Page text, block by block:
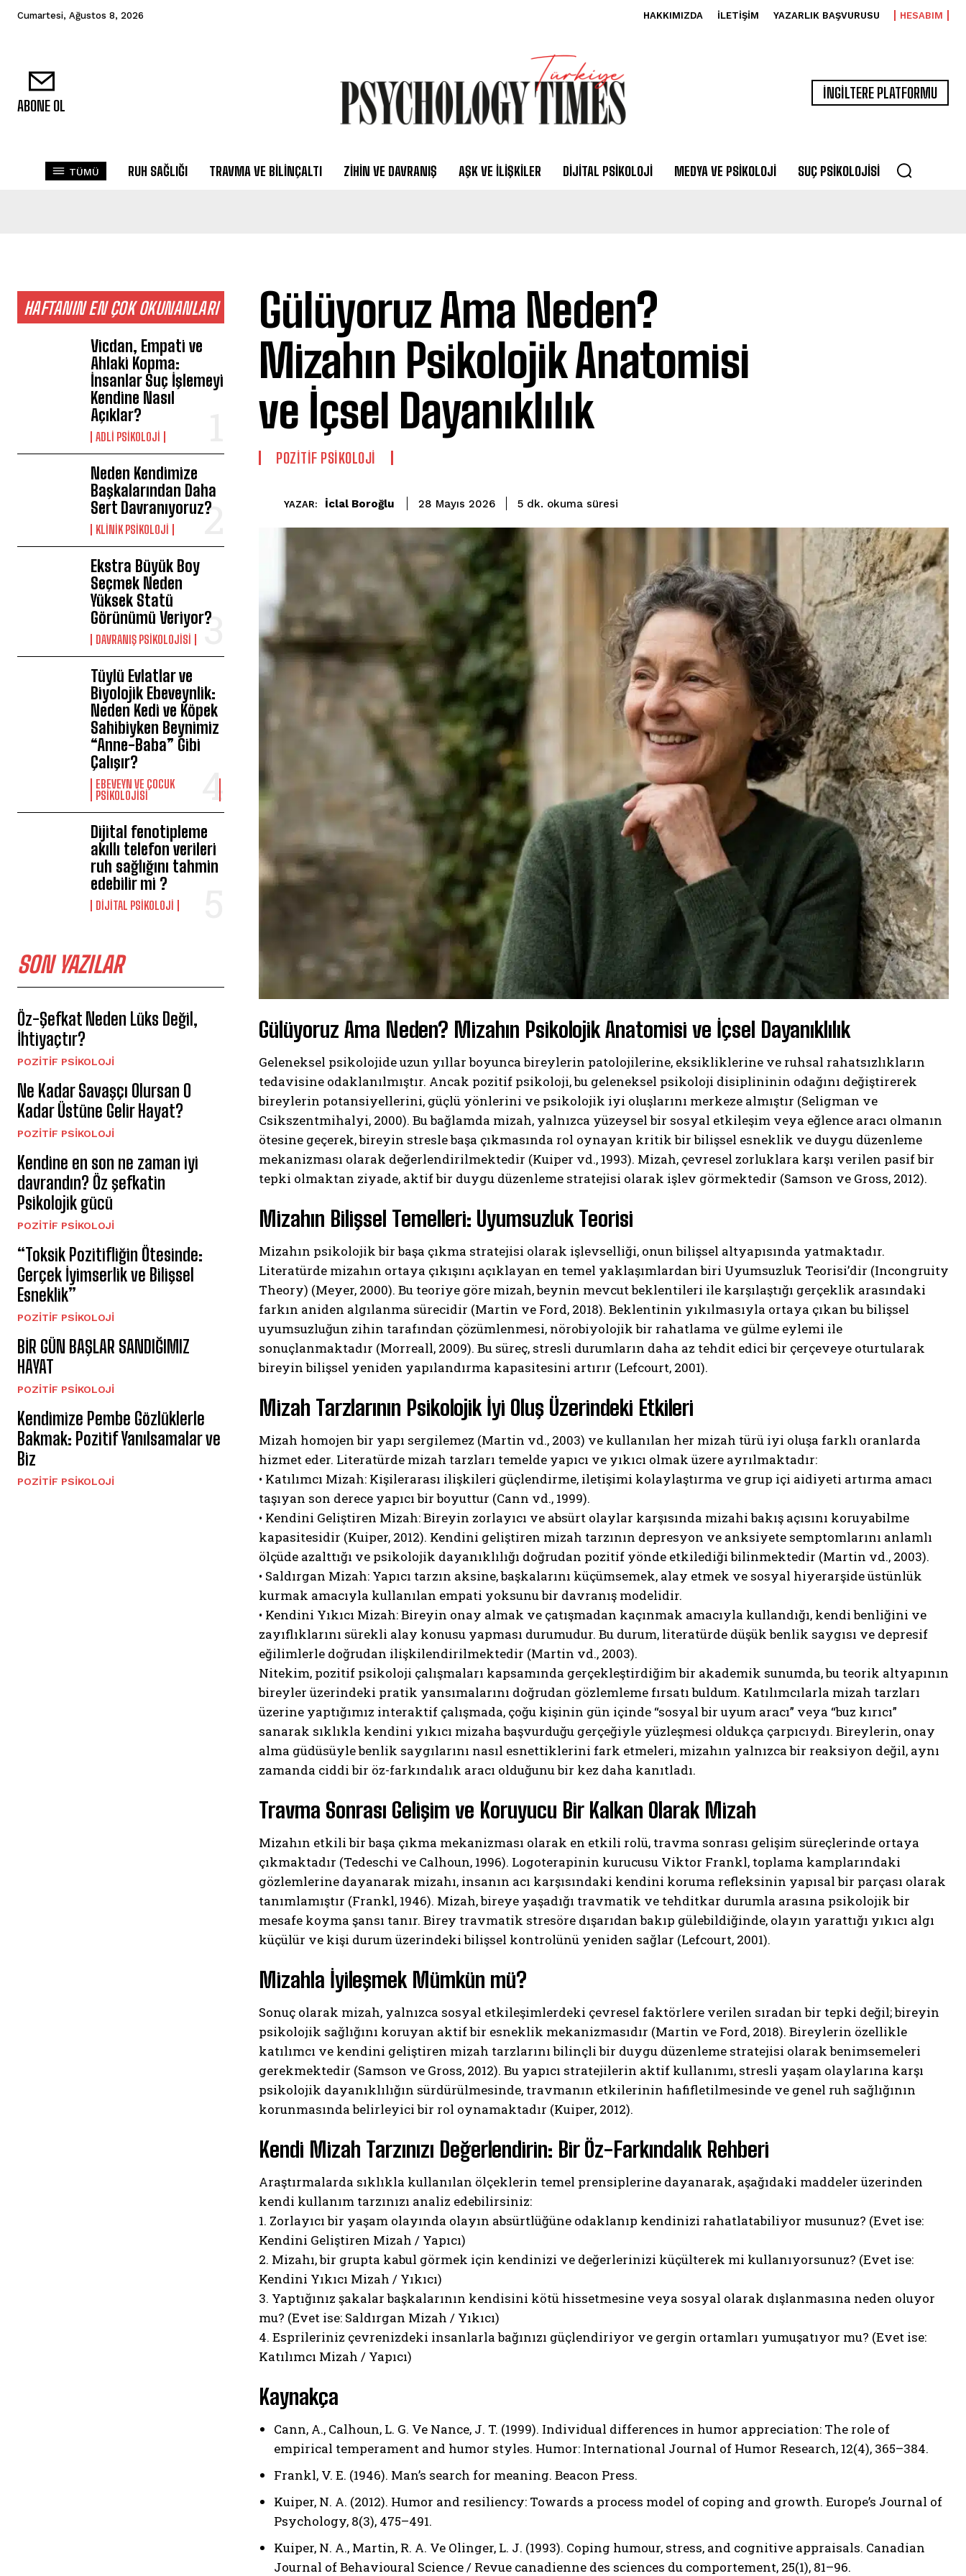
ABONE OL
Gizlilik politikasını okudum, onaylıyorum.
Cumartesi, Ağustos 8, 2026 HAKKIMIZDA İLETIŞIM YAZARLIK BAŞVURUSU HESABIM
ABONE OL
İNGİLTERE PLATFORMU
TÜMÜ RUH SAĞLIĞI TRAVMA VE BILINÇALTI ZIHIN VE DAVRANIŞ AŞK VE İLIŞKILER DIJITAL PSIKOLOJI MEDYA VE PSIKOLOJI SUÇ PSIKOLOJISI
HAFTANIN EN ÇOK OKUNANLARI
Vicdan, Empati ve
Ahlaki Kopma:
İnsanlar Suç İşlemeyi
Kendine Nasıl
Açıklar?
ADLI PSIKOLOJI
Neden Kendimize
Başkalarından Daha
Sert Davranıyoruz?
KLINIK PSIKOLOJI
Ekstra Büyük Boy
Seçmek Neden
Yüksek Statü
Görünümü Veriyor?
DAVRANIŞ PSIKOLOJISI
Tüylü Evlatlar ve
Biyolojik Ebeveynlik:
Neden Kedi ve Köpek
Sahibiyken Beynimiz
“Anne-Baba” Gibi
Çalışır?
EBEVEYN VE ÇOCUK
PSIKOLOJISI
Dijital fenotipleme
akıllı telefon verileri
ruh sağlığını tahmin
edebilir mi ?
DIJITAL PSIKOLOJI
SON YAZILAR
Öz-Şefkat Neden Lüks Değil,
İhtiyaçtır?
POZITIF PSIKOLOJI
Ne Kadar Savaşçı Olursan O
Kadar Üstüne Gelir Hayat?
POZITIF PSIKOLOJI
Kendine en son ne zaman iyi
davrandın? Öz şefkatin
Psikolojik gücü
POZITIF PSIKOLOJI
“Toksik Pozitifliğin Ötesinde:
Gerçek İyimserlik ve Bilişsel
Esneklik”
POZITIF PSIKOLOJI
BİR GÜN BAŞLAR SANDIĞIMIZ
HAYAT
POZITIF PSIKOLOJI
Kendimize Pembe Gözlüklerle
Bakmak: Pozitif Yanılsamalar ve
Biz
POZITIF PSIKOLOJI
Gülüyoruz Ama Neden?
Mizahın Psikolojik Anatomisi
ve İçsel Dayanıklılık
POZITIF PSIKOLOJI
YAZAR: İclal Boroğlu 28 Mayıs 2026 5 dk. okuma süresi
Gülüyoruz Ama Neden? Mizahın Psikolojik Anatomisi ve İçsel Dayanıklılık
Geleneksel psikolojide uzun yıllar boyunca bireylerin patolojilerine, eksikliklerine ve ruhsal rahatsızlıkların
tedavisine odaklanılmıştır. Ancak pozitif psikoloji, bu geleneksel psikoloji disiplininin odağını değiştirerek
bireylerin potansiyellerini, güçlü yönlerini ve psikolojik iyi oluşlarını merkeze almıştır (Seligman ve
Csikszentmihalyi, 2000). Bu bağlamda mizah, yalnızca yüzeysel bir sosyal etkileşim veya eğlence aracı olmanın
ötesine geçerek, bireyin stresle başa çıkmasında rol oynayan kritik bir bilişsel esneklik ve duygu düzenleme
mekanizması olarak değerlendirilmektedir (Kuiper vd., 1993). Mizah, çevresel zorluklara karşı verilen pasif bir
tepki olmaktan ziyade, aktif bir duygu düzenleme stratejisi olarak işlev görmektedir (Samson ve Gross, 2012).
Mizahın Bilişsel Temelleri: Uyumsuzluk Teorisi
Mizahın psikolojik bir başa çıkma stratejisi olarak işlevselliği, onun bilişsel altyapısında yatmaktadır.
Literatürde mizahın ortaya çıkışını açıklayan en temel yaklaşımlardan biri Uyumsuzluk Teorisi’dir (Incongruity
Theory) (Meyer, 2000). Bu teoriye göre mizah, beynin mevcut beklentileri ile karşılaştığı gerçeklik arasındaki
farkın aniden algılanma sürecidir (Martin ve Ford, 2018). Beklentinin yıkılmasıyla ortaya çıkan bu bilişsel
uyumsuzluğun zihin tarafından çözümlenmesi, nörobiyolojik bir rahatlama ve gülme eylemi ile
sonuçlanmaktadır (Morreall, 2009). Bu süreç, stresli durumların daha az tehdit edici bir çerçeveye oturtularak
bireyin bilişsel yeniden yapılandırma kapasitesini artırır (Lefcourt, 2001).
Mizah Tarzlarının Psikolojik İyi Oluş Üzerindeki Etkileri
Mizah homojen bir yapı sergilemez (Martin vd., 2003) ve kullanılan her mizah türü iyi oluşa farklı oranlarda
hizmet eder. Literatürde mizah tarzları temelde yapıcı ve yıkıcı olmak üzere ayrılmaktadır:
• Katılımcı Mizah: Kişilerarası ilişkileri güçlendirme, iletişimi kolaylaştırma ve grup içi aidiyeti artırma amacı
taşıyan son derece yapıcı bir boyuttur (Cann vd., 1999).
• Kendini Geliştiren Mizah: Bireyin zorlayıcı ve absürt olaylar karşısında mizahi bakış açısını koruyabilme
kapasitesidir (Kuiper, 2012). Kendini geliştiren mizah tarzının depresyon ve anksiyete semptomlarını anlamlı
ölçüde azalttığı ve psikolojik dayanıklılığı doğrudan pozitif yönde etkilediği bilinmektedir (Martin vd., 2003).
• Saldırgan Mizah: Yapıcı tarzın aksine, başkalarını küçümsemek, alay etmek ve sosyal hiyerarşide üstünlük
kurmak amacıyla kullanılan empati yoksunu bir davranış modelidir.
• Kendini Yıkıcı Mizah: Bireyin onay almak ve çatışmadan kaçınmak amacıyla kullandığı, kendi benliğini ve
zayıflıklarını sürekli alay konusu yapması durumudur. Bu durum, literatürde düşük benlik saygısı ve depresif
eğilimlerle doğrudan ilişkilendirilmektedir (Martin vd., 2003).
Nitekim, pozitif psikoloji çalışmaları kapsamında gerçekleştirdiğim bir akademik sunumda, bu teorik altyapının
bireyler üzerindeki pratik yansımalarını doğrudan gözlemleme fırsatı buldum. Katılımcılarla mizah tarzları
üzerine yaptığımız interaktif çalışmada, çoğu kişinin gün içinde “sosyal bir uyum aracı” veya “buz kırıcı”
sanarak sıklıkla kendini yıkıcı mizaha başvurduğu gerçeğiyle yüzleşmesi oldukça çarpıcıydı. Bireylerin, onay
alma güdüsüyle benlik saygılarını nasıl esnettiklerini fark etmeleri, mizahın yalnızca bir reaksiyon değil, aynı
zamanda ciddi bir öz-farkındalık aracı olduğunu bir kez daha kanıtladı.
Travma Sonrası Gelişim ve Koruyucu Bir Kalkan Olarak Mizah
Mizahın etkili bir başa çıkma mekanizması olarak en etkili rolü, travma sonrası gelişim süreçlerinde ortaya
çıkmaktadır (Tedeschi ve Calhoun, 1996). Logoterapinin kurucusu Viktor Frankl, toplama kamplarındaki
gözlemlerine dayanarak mizahı, insanın acı karşısındaki kendini koruma refleksinin yapısal bir parçası olarak
tanımlamıştır (Frankl, 1946). Mizah, bireye yaşadığı travmatik ve tehditkar durumla arasına psikolojik bir
mesafe koyma şansı tanır. Birey travmatik stresöre dışarıdan bakıp gülebildiğinde, olayın yarattığı yıkıcı algı
küçülür ve kişi durum üzerindeki bilişsel kontrolünü yeniden sağlar (Lefcourt, 2001).
Mizahla İyileşmek Mümkün mü?
Sonuç olarak mizah, yalnızca sosyal etkileşimlerdeki çevresel faktörlere verilen sıradan bir tepki değil; bireyin
psikolojik sağlığını koruyan aktif bir esneklik mekanizmasıdır (Martin ve Ford, 2018). Bireylerin özellikle
katılımcı ve kendini geliştiren mizah tarzlarını bilinçli bir duygu düzenleme stratejisi olarak benimsemeleri
gerekmektedir (Samson ve Gross, 2012). Bu yapıcı stratejilerin aktif kullanımı, stresli yaşam olaylarına karşı
psikolojik dayanıklılığın sürdürülmesinde, travmanın etkilerinin hafifletilmesinde ve genel ruh sağlığının
korunmasında belirleyici bir rol oynamaktadır (Kuiper, 2012).
Kendi Mizah Tarzınızı Değerlendirin: Bir Öz-Farkındalık Rehberi
Araştırmalarda sıklıkla kullanılan ölçeklerin temel prensiplerine dayanarak, aşağıdaki maddeler üzerinden
kendi kullanım tarzınızı analiz edebilirsiniz:
1. Zorlayıcı bir yaşam olayında olayın absürtlüğüne odaklanıp kendinizi rahatlatabiliyor musunuz? (Evet ise:
Kendini Geliştiren Mizah / Yapıcı)
2. Mizahı, bir grupta kabul görmek için kendinizi ve değerlerinizi küçülterek mi kullanıyorsunuz? (Evet ise:
Kendini Yıkıcı Mizah / Yıkıcı)
3. Yaptığınız şakalar başkalarının kendisini kötü hissetmesine veya sosyal olarak dışlanmasına neden oluyor
mu? (Evet ise: Saldırgan Mizah / Yıkıcı)
4. Esprileriniz çevrenizdeki insanlarla bağınızı güçlendiriyor ve gergin ortamları yumuşatıyor mu? (Evet ise:
Katılımcı Mizah / Yapıcı)
Kaynakça
Cann, A., Calhoun, L. G. Ve Nance, J. T. (1999). Individual differences in humor appreciation: The role of
empirical temperament and humor styles. Humor: International Journal of Humor Research, 12(4), 365–384.
Frankl, V. E. (1946). Man’s search for meaning. Beacon Press.
Kuiper, N. A. (2012). Humor and resiliency: Towards a process model of coping and growth. Europe’s Journal of
Psychology, 8(3), 475–491.
Kuiper, N. A., Martin, R. A. Ve Olinger, L. J. (1993). Coping humour, stress, and cognitive appraisals. Canadian
Journal of Behavioural Science / Revue canadienne des sciences du comportement, 25(1), 81–96.